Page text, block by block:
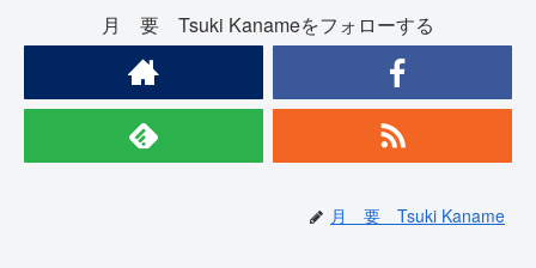
月 要 Tsuki Kanameをフォローする
月 要 Tsuki Kaname